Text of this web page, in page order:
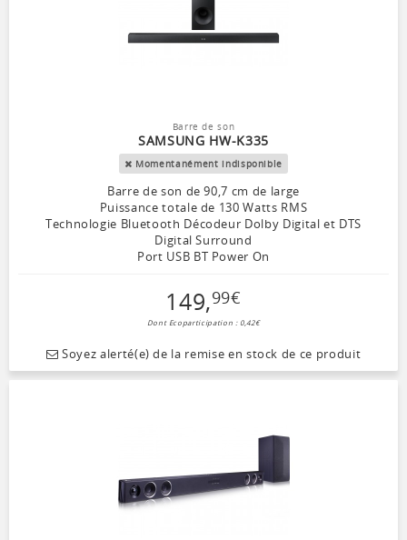
Barre de son
SAMSUNG HW-K335
Momentanément indisponible
Barre de son de 90,7 cm de large
Puissance totale de 130 Watts RMS
Technologie Bluetooth Décodeur Dolby Digital et DTS
Digital Surround
Port USB BT Power On
149,99€
Dont Ecoparticipation : 0,42€
Soyez alerté(e) de la remise en stock de ce produit